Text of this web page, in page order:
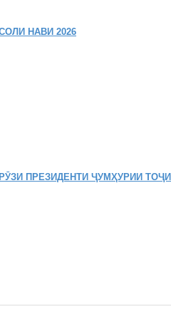
НАВИ 2026
ПРЕЗИДЕНТИ ҶУМҲУРИИ